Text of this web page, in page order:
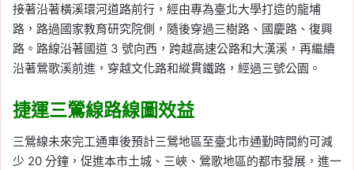
接著沿著橫溪環河道路前行，經由專為臺北大學打造的龍埔
路，路過國家教育研究院側，隨後穿過三樹路、國慶路、復興
路。路線沿著國道 3 號向西，跨越高速公路和大漢溪，再繼續
沿著鶯歌溪前進，穿越文化路和縱貫鐵路，經過三號公園。
捷運三鶯線路線圖效益
三鶯線未來完工通車後預計三鶯地區至臺北市通勤時間約可減
少 20 分鐘，促進本市土城、三峽、鶯歌地區的都市發展，進一